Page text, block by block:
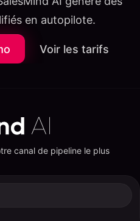
en autopilote.
Voir les tarifs
canal de pipeline le plus